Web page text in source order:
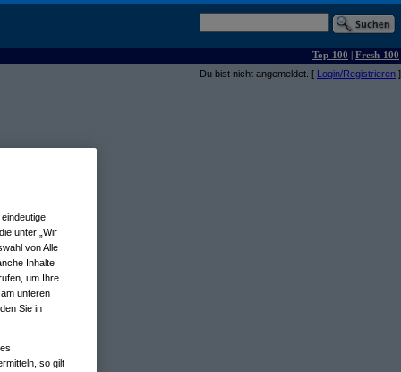
Top-100 | Fresh-100
Du bist nicht angemeldet. [ Login/Registrieren ]
unter „Wir
von Alle
Inhalte
um Ihre
unteren
Sie in
so gilt